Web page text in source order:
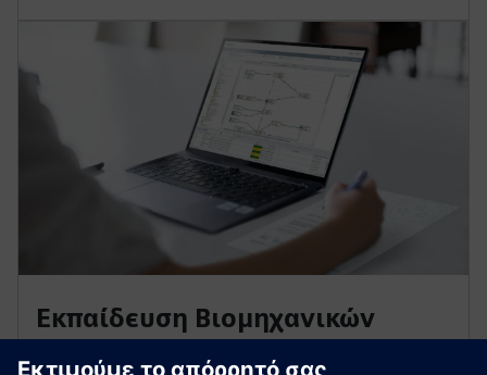
Εκπαίδευση Βιομηχανικών
Δικτύων Siemens